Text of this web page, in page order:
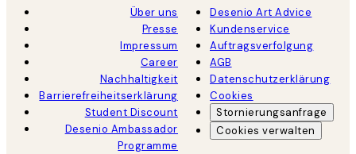
Über uns
Presse
Impressum
Career
Nachhaltigkeit
Barrierefreiheitserklärung
Student Discount
Desenio Ambassador
Programme
Desenio Art Advice
Kundenservice
Auftragsverfolgung
AGB
Datenschutzerklärung
Cookies
Stornierungsanfrage
Cookies verwalten